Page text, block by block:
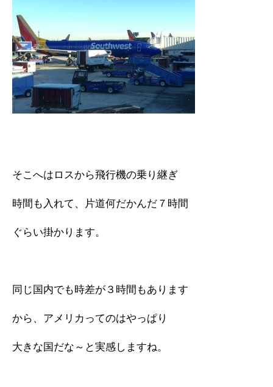
そこへはロスから飛行機の乗り継ぎ
時間も入れて、片道何だかんだ７時間
ぐらい掛かります。
同じ国内でも時差が３時間もあります
から、アメリカってのはやっぱり
大きな国だな～と実感しますね。